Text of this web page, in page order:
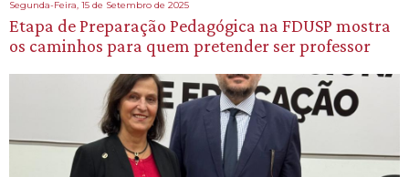
Segunda-Feira, 15 de Setembro de 2025
Etapa de Preparação Pedagógica na FDUSP mostra
os caminhos para quem pretender ser professor